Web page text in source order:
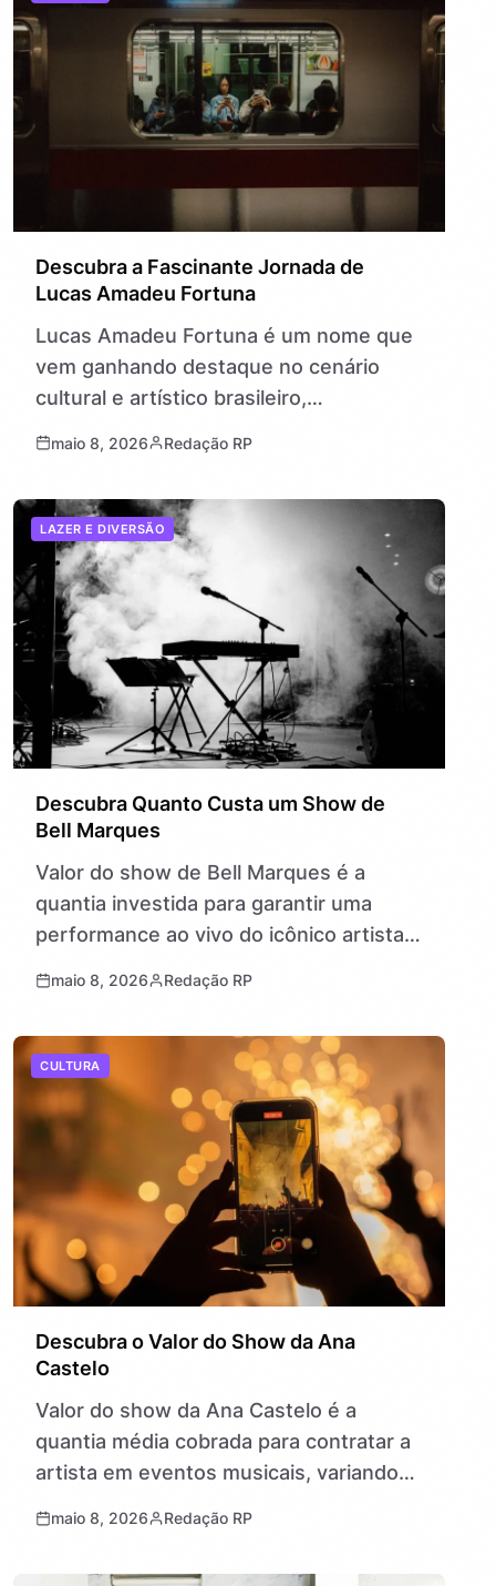
Descubra a Fascinante Jornada de
Lucas Amadeu Fortuna
Lucas Amadeu Fortuna é um nome que
vem ganhando destaque no cenário
cultural e artístico brasileiro,
determinação e criatividade. Mas afinal,
maio 8, 2026 Redação RP
LAZER E DIVERSÃO
Descubra Quanto Custa um Show de
Bell Marques
Valor do show de Bell Marques é a
quantia investida para garantir uma
performance ao vivo do icônico artista
carisma contagiante e hits que
maio 8, 2026 Redação RP
CULTURA
Descubra o Valor do Show da Ana
Castelo
Valor do show da Ana Castelo é a
quantia média cobrada para contratar a
artista em eventos musicais, variando
região. Ana Castelo, cantora…
maio 8, 2026 Redação RP